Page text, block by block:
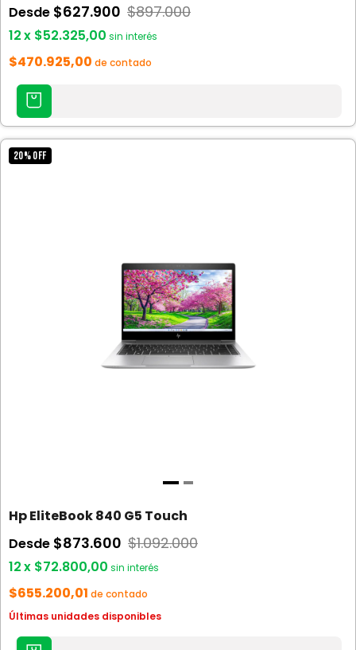
Desde $627.900 $897.000
12x $52.325,00 sin interés
$470.925,00 de contado
AGREGAR
CARRITO
20%OFF
Hp EliteBook 840 G5 Touch
Desde $873.600 $1.092.000
12x $72.800,00 sin interés
$655.200,01 de contado
Últimas unidades disponibles
AGREGAR